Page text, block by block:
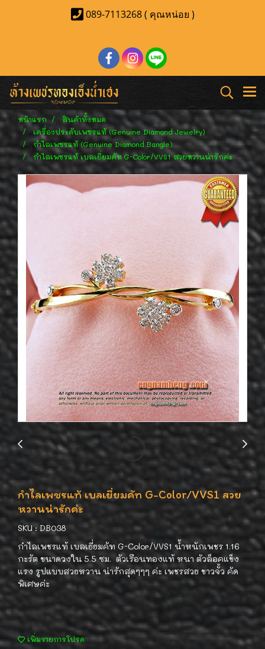
089-7113268 ( คุณหน่อย )
หน้าแรก
สินค้าทั้งหมด
เครื่องประดับเพชรแท้ (Genuine Diamond Jewelry)
กำไลเพชรแท้ (Genuine Diamond Bangle)
กำไลเพชรแท้ เบลเยี่ยมคัท G-Color/VVS1 สวยหวานน่ารักค่ะ
กำไลเพชรแท้ เบลเยี่ยมคัท G-Color/VVS1 สวย
หวานน่ารักค่ะ
SKU : DB038
กำไลเพชรแท้ เบลเยี่ยมคัท G-Color/VVS1 น้ำหนักเพชร 1.16
กะรัต ขนาดวงใน 5.5 ซม. ตัวเรือนทองแท้ หนา ตัวล็อคแข็ง
แรง รูปแบบสวยหวาน น่ารักสุดๆๆๆ ค่ะ เพชรสวย ขาวจั้ว คัด
พิเศษค่ะ
เพิ่มรายการโปรด